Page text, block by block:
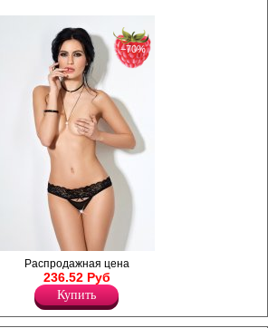
Возбуждающие кружевные
трусики с открытым
доступом.
Полиамид 84%
Спандекс 16%
−70%
Распродажная цена
236.52 Руб
Купить